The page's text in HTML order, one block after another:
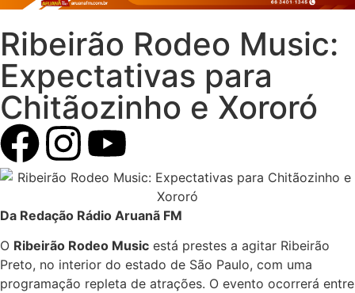
Ribeirão Rodeo Music:
Expectativas para
Chitãozinho e Xororó
Da Redação Rádio Aruanã FM
O Ribeirão Rodeo Music está prestes a agitar Ribeirão
Preto, no interior do estado de São Paulo, com uma
programação repleta de atrações. O evento ocorrerá entre